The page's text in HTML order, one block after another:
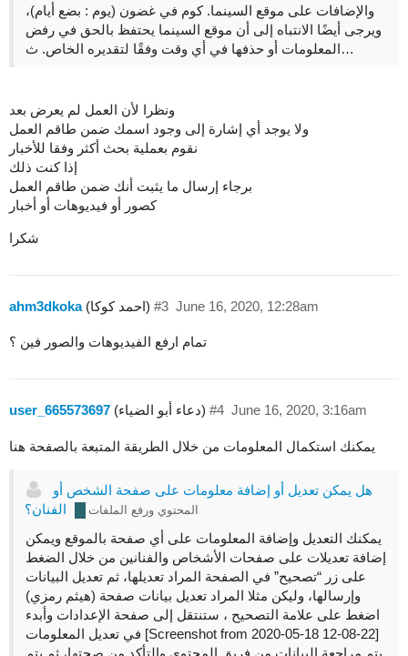
واﻹضافات على موقع السينما. كوم في غضون (يوم : بضع أيام)،
ويرجى أيضًا الانتباه إلى أن موقع السينما يحتفظ بالحق في رفض
المعلومات أو حذفها في أي وقت وفقًا لتقديره الخاص. ث…
ونظرا لأن العمل لم يعرض بعد
ولا يوجد أي إشارة إلى وجود اسمك ضمن طاقم العمل
نقوم بعملية بحث أكثر وفقا للأخبار
إذا كنت ذلك
برجاء إرسال ما يثبت أنك ضمن طاقم العمل
كصور أو فيديوهات أو أخبار
شكرا
ahm3dkoka (احمد كوكا) June 16, 2020, 12:28am
#3
تمام ارفع الفيديوهات والصور فين ؟
user_665573697 (دعاء أبو الضياء) June 16, 2020, 3:16am
#4
يمكنك استكمال المعلومات من خلال الطريقة المتبعة بالصفحة هنا
هل يمكن تعديل أو إضافة معلومات على صفحة الشخص أو
الفنان؟
المحتوي ورفع الملفات
يمكنك التعديل وإضافة المعلومات على أي صفحة بالموقع ويمكن
إضافة تعديلات على صفحات الأشخاص والفنانين من خلال الضغط
على زر “تصحيح” في الصفحة المراد تعديلها، ثم تعديل البيانات
وإرسالها، وليكن مثلا المراد تعديل بيانات صفحة (هيثم رمزي)
اضغط على علامة التصحيح ، ستنتقل إلى صفحة الإعدادات وأبدء
في تعديل المعلومات [Screenshot from 2020-05-18 12-08-22]
يتم مراجعة البيانات من فريق المحتوى والتأكد من صحتها، ثم يتم